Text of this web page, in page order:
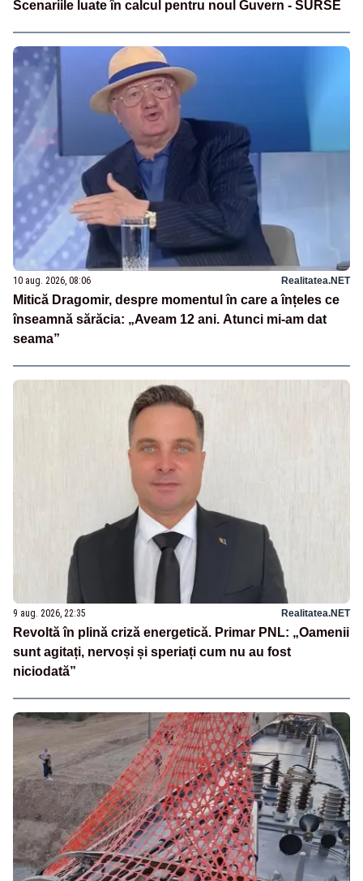
Scenariile luate în calcul pentru noul Guvern - SURSE
10 aug. 2026, 08:06 Realitatea.NET
Mitică Dragomir, despre momentul în care a înțeles ce
înseamnă sărăcia: „Aveam 12 ani. Atunci mi-am dat
seama”
9 aug. 2026, 22:35 Realitatea.NET
Revoltă în plină criză energetică. Primar PNL: „Oamenii
sunt agitați, nervoși și speriați cum nu au fost
niciodată”